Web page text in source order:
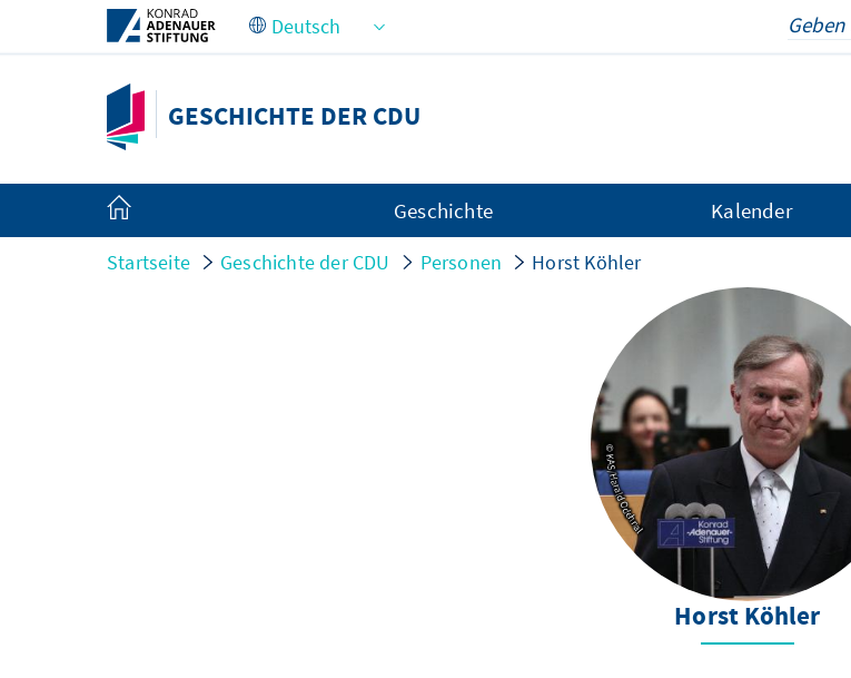
Zum Hauptinhalt springen
GESCHICHTE DER CDU
Geschichte Kalender
Startseite Geschichte der CDU Personen Horst Köhler
© KAS/Harald Odehnal
Horst Köhler